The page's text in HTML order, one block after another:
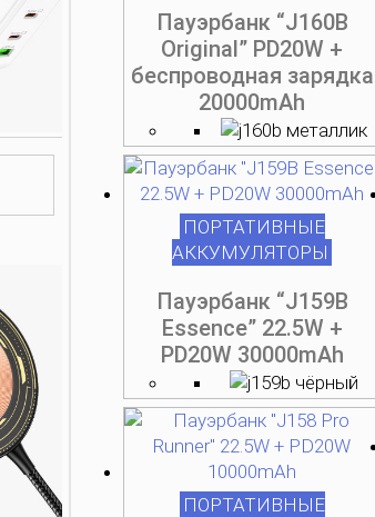
Пауэрбанк “J160B
Original” PD20W +
беспроводная зарядка
20000mAh
странице
товара.
ПОРТАТИВНЫЕ
АККУМУЛЯТОРЫ
Пауэрбанк “J159B
Essence” 22.5W +
PD20W 30000mAh
странице
товара.
ПОРТАТИВНЫЕ
странице
товара.
странице
товара.
странице
товара.